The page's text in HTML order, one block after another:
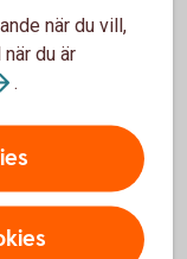
Så håll
blir nämligen
kan även bli
i konkurs.
tillbaka en vara
villkor som
när du vill,
du är
.